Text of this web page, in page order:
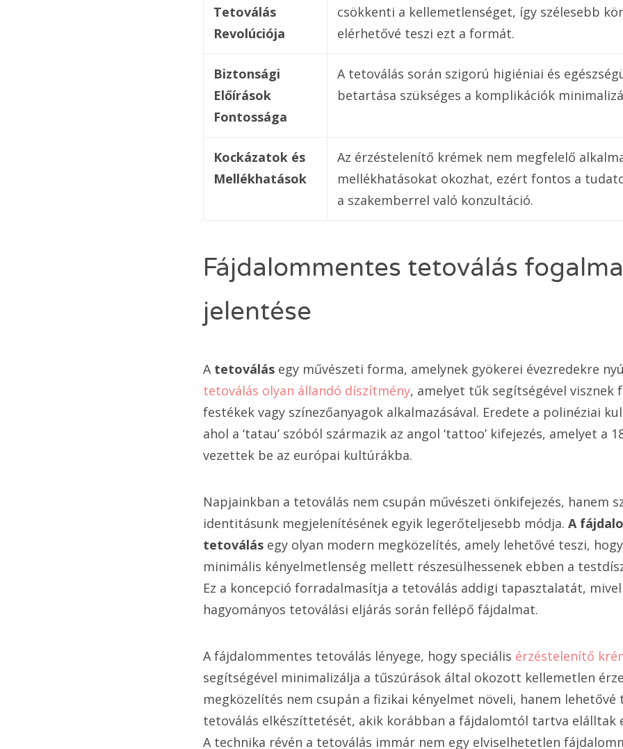
Tetoválás
Revolúciója
csökkenti a kellemetlenséget, így szélesebb
elérhetővé teszi ezt a formát.
Biztonsági
Előírások
Fontossága
A tetoválás során szigorú higiéniai és
betartása szükséges a komplikációk
Kockázatok és
Mellékhatások
Az érzéstelenítő krémek nem megfelelő
mellékhatásokat okozhat, ezért fontos a
a szakemberrel való konzultáció.
Fájdalommentes tetoválás
jelentése
A tetoválás egy művészeti forma, amelynek gyökerei évezredekre
tetoválás olyan állandó díszítmény, amelyet tűk segítségével visznek
festékek vagy színezőanyagok alkalmazásával. Eredete a polinéziai
ahol a ‘tatau’ szóból származik az angol ‘tattoo’ kifejezés, amelyet a
vezettek be az európai kultúrákba.
Napjainkban a tetoválás nem csupán művészeti önkifejezés, hanem
identitásunk megjelenítésének egyik legerőteljesebb módja. A
tetoválás egy olyan modern megközelítés, amely lehetővé teszi,
minimális kényelmetlenség mellett részesülhessenek ebben a
Ez a koncepció forradalmasítja a tetoválás addigi tapasztalatát,
hagyományos tetoválási eljárás során fellépő fájdalmat.
A fájdalommentes tetoválás lényege, hogy speciális érzéstelenítő
segítségével minimalizálja a tűszúrások által okozott kellemetlen
megközelítés nem csupán a fizikai kényelmet növeli, hanem lehetővé
tetoválás elkészíttetését, akik korábban a fájdalomtól tartva elálltak
A technika révén a tetoválás immár nem egy elviselhetetlen